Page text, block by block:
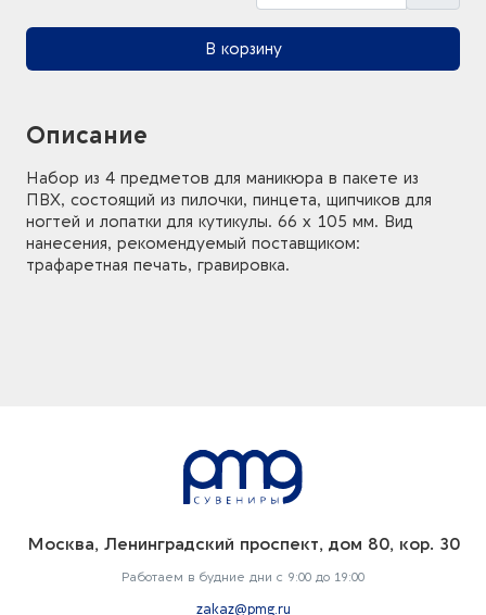
В корзину
Описание
Набор из 4 предметов для маникюра в пакете из
ПВХ, состоящий из пилочки, пинцета, щипчиков для
ногтей и лопатки для кутикулы. 66 x 105 мм. Вид
нанесения, рекомендуемый поставщиком:
трафаретная печать, гравировка.
Москва, Ленинградский проспект, дом 80, кор. 30
Работаем в будние дни с 9:00 до 19:00
zakaz@pmg.ru